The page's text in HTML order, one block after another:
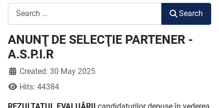
Search
ANUNŢ DE SELECŢIE PARTENER -
A.S.P.I.R
Created: 30 May 2025
Hits: 44384